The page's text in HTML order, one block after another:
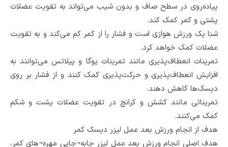
پیاده‌روی در سطح صاف و بدون شیب می‌تواند به تقویت عضلات
پشتی و کمر کمک کند.
شنا یک ورزش هوازی است و فشار را از کمر کم می‌کند و به تقویت
عضلات کمک خواهد کرد.
تمرینات انعطاف‌پذیری مانند تمرینات یوگا و پیلاتس می‌توانند به
افزایش انعطاف‌پذیری و حرکت‌پذیری کمک کنند و از فشار بر روی
دیسک‌ها کاهش دهند.
تمریناتی مانند کشش و کرانچ در تقویت عضلات پشت و شکم
کمک می‌کنند.
هدف از انجام ورزش بعد عمل لیزر دیسک کمر
هدف اصلی انجام ورزش بعد عمل لیزر جابه¬جایی مهره¬های کمر،